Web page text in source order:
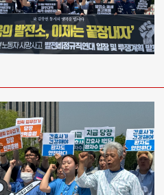
AI 데이터센터 반
AI의 숨은 환경 비